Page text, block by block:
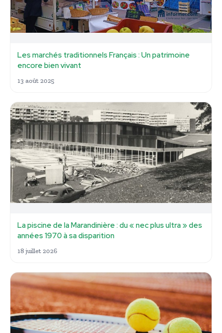
Les marchés traditionnels Français : Un patrimoine
encore bien vivant
13 août 2025
La piscine de la Marandinière : du « nec plus ultra » des
années 1970 à sa disparition
18 juillet 2026